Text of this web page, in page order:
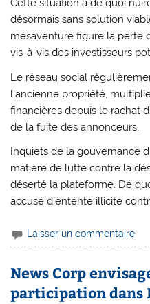
Cette situation a de quoi
désormais sans solution
mésaventure figure la perte
vis-à-vis des investisseurs
Le réseau social
l’ancienne propriété,
financières depuis le rachat
de la fuite des annonceurs.
Inquiets de la gouvernance
matière de lutte contre la
déserté la plateforme. De
accuse d’entente illicite
Laisser un commentaire
News Corp
participation dans